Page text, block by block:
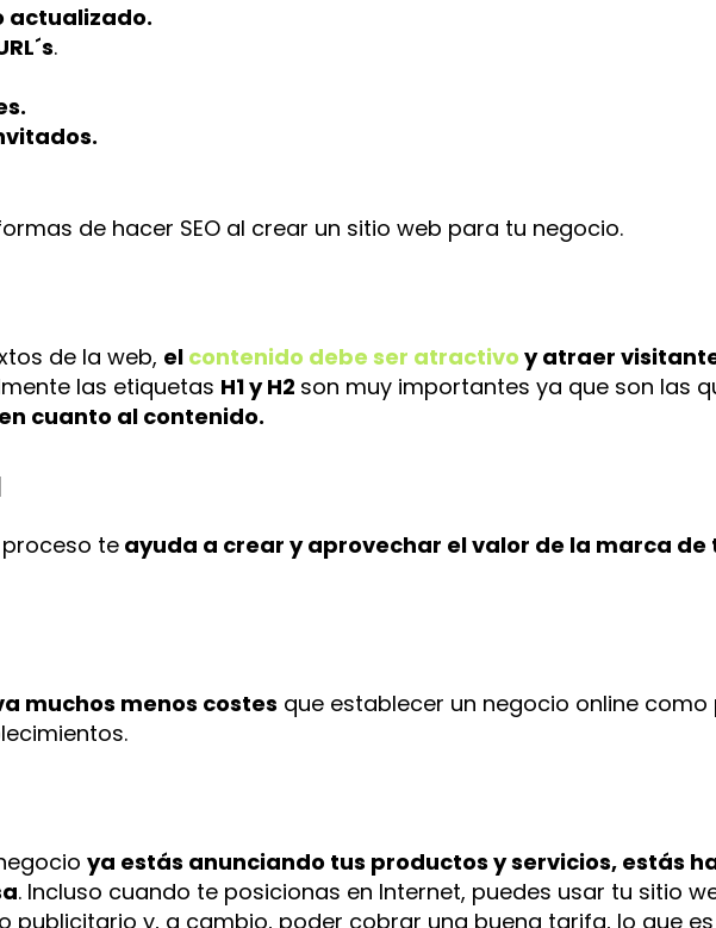
actualizado.
.
de hacer SEO al crear un sitio web para tu negocio.
de la web, el contenido debe ser atractivo y atraer
las etiquetas H1 y H2 son muy importantes ya que son las
cuanto al contenido.
te ayuda a crear y aprovechar el valor de la marca de
muchos menos costes que establecer un negocio online como
ya estás anunciando tus productos y servicios, estás
. Incluso cuando te posicionas en Internet, puedes usar tu sitio
publicitario y, a cambio, poder cobrar una buena tarifa, lo que